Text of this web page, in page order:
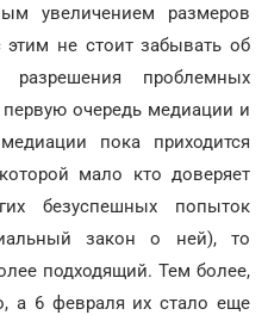
увеличением размеров
этим не стоит забывать об
разрешения проблемных
очередь медиации и
пока приходится
мало кто доверяет
безуспешных попыток
закон о ней), то
подходящий. Тем более,
а 6 февраля их стало еще